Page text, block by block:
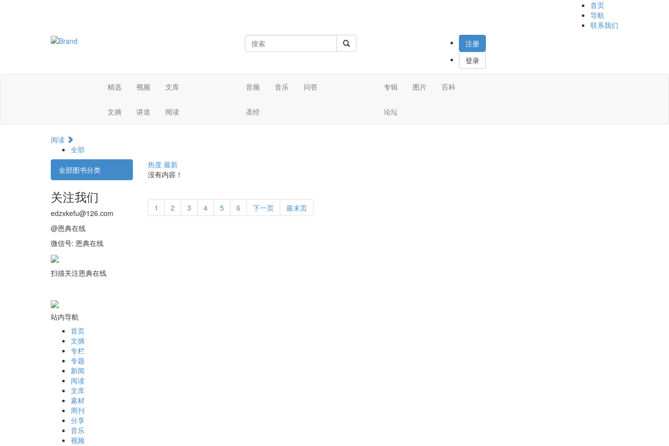
首页
导航
联系我们
注册
登录
精选 视频 文库
文摘 讲道 阅读
音频 音乐 问答
圣经
专辑 图片 百科
论坛
阅读
全部
全部图书分类
关注我们
edzxkefu@126.com
@恩典在线
微信号: 恩典在线
扫描关注恩典在线
热度 最新
没有内容！
1 2 3 4 5 6 下一页 最末页
站内导航
首页
文摘
专栏
专题
新闻
阅读
文库
素材
周刊
分享
音乐
视频